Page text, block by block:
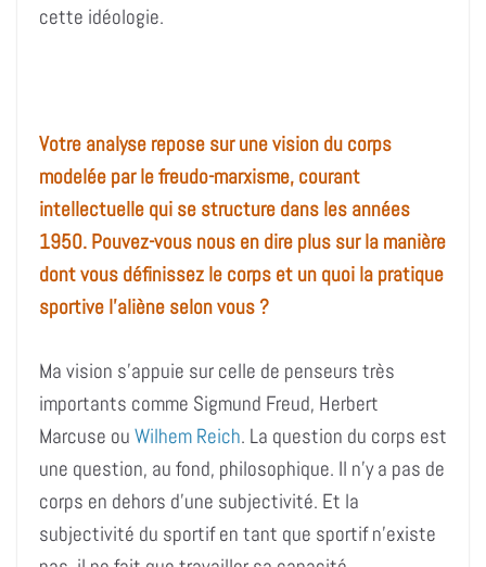
cette idéologie.
Votre analyse repose sur une vision du corps
modelée par le freudo-marxisme, courant
intellectuelle qui se structure dans les années
1950. Pouvez-vous nous en dire plus sur la manière
dont vous définissez le corps et un quoi la pratique
sportive l’aliène selon vous ?
Ma vision s’appuie sur celle de penseurs très
importants comme Sigmund Freud, Herbert
Marcuse ou Wilhem Reich. La question du corps est
une question, au fond, philosophique. Il n’y a pas de
corps en dehors d’une subjectivité. Et la
subjectivité du sportif en tant que sportif n’existe